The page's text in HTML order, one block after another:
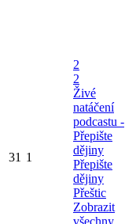
31 1
2
2
Živé
natáčení
podcastu -
Přepište
dějiny
Přepište
dějiny
Přeštic
Zobrazit